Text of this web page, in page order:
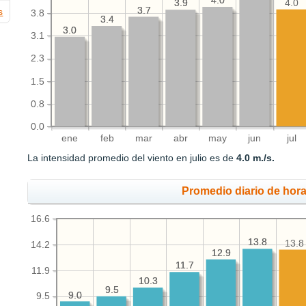
ene feb mar abr may jun jul
0.0
0.8
1.5
2.3
3.1
3.8
3.9
3.7
3.4
3.0
4.0
3.9
3.7
3.4
3.0
La intensidad promedio del viento en julio es de4.0 m./s.
Promedio diario de
9.5
11.9
14.2
16.6
13.8
12.9
11.7
10.3
9.5
9.0
13.8
13.8
12.9
11.7
10.3
9.5
9.0